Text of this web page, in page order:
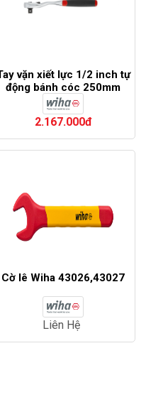
vặn xiết lực 1/2 inch tự
động bánh cóc 250mm
Wiha 45627 (72 răng)
2.167.000đ
Cờ lê Wiha 43026,43027
Liên Hệ